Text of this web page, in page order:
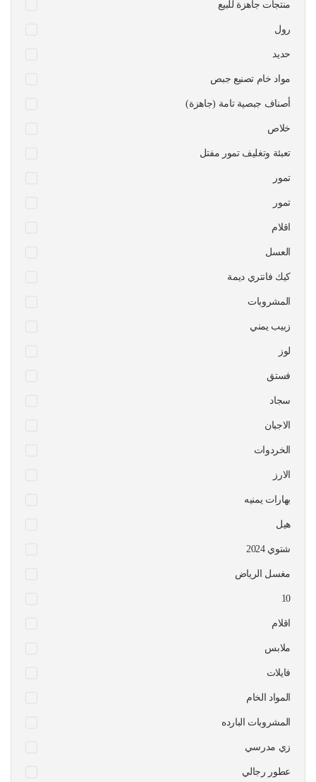
منتجات جاهزة للبيع
رول
حديد
مواد خام تصنيع جبص
أصناف جبصية تامة (جاهزة)
خلاص
تعبئة وتغليف تمور مفتل
تمور
تمور
اقلام
العسل
كيك فانتري ديمة
المشروبات
زبيب يمني
لوز
فستق
سجاد
الاجبان
الخردوات
الارز
بهارات يمنيه
هيل
شتوي 2024
مغسل الرياض
10
اقلام
ملابس
فايلات
المواد الخام
المشروبات البارده
زي مدرسي
عطور رجالي